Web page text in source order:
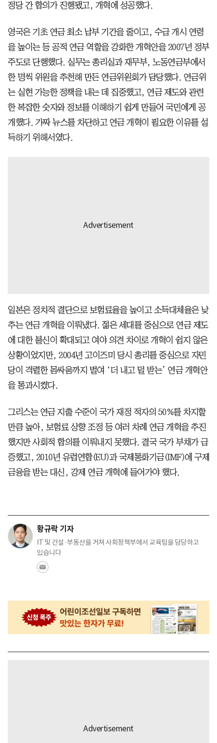
정당 간 합의가 진행됐고, 개혁에 성공했다.
영국은 기초 연금 최소 납부 기간을 줄이고, 수급 개시 연령
을 높이는 등 공적 연금 역할을 강화한 개혁안을 2007년 정부
주도로 단행했다. 실무는 총리실과 재무부, 노동연금부에서
한 명씩 위원을 추천해 만든 연금위원회가 담당했다. 연금위
는 실현 가능한 정책을 내는 데 집중했고, 연금 제도와 관련
한 복잡한 숫자와 정보를 이해하기 쉽게 만들어 국민에게 공
개했다. 가짜 뉴스를 차단하고 연금 개혁이 필요한 이유를 설
득하기 위해서였다.
일본은 정치적 결단으로 보험료율을 높이고 소득대체율은 낮
추는 연금 개혁을 이뤄냈다. 젊은 세대를 중심으로 연금 제도
에 대한 불신이 확대되고 여야 의견 차이로 개혁이 쉽지 않은
상황이었지만, 2004년 고이즈미 당시 총리를 중심으로 자민
당이 격렬한 몸싸움까지 벌여 ‘더 내고 덜 받는’ 연금 개혁안
을 통과시켰다.
그리스는 연금 지출 수준이 국가 재정 적자의 50%를 차지할
만큼 높아, 보험료 상향 조정 등 여러 차례 연금 개혁을 추진
했지만 사회적 합의를 이뤄내지 못했다. 결국 국가 부채가 급
증했고, 2010년 유럽연합(EU)과 국제통화기금(IMF)에 구제
금융을 받는 대신, 강제 연금 개혁에 들어가야 했다.
황규락 기자
IT 및 건설·부동산을 거쳐 사회정책부에서 교육팀을 담당하고
있습니다